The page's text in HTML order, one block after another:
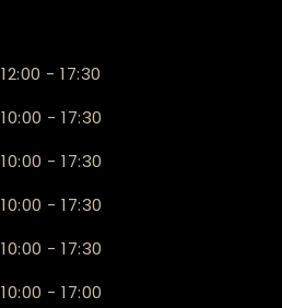
12:00 - 17:30
10:00 - 17:30
10:00 - 17:30
10:00 - 17:30
10:00 - 17:30
10:00 - 17:00